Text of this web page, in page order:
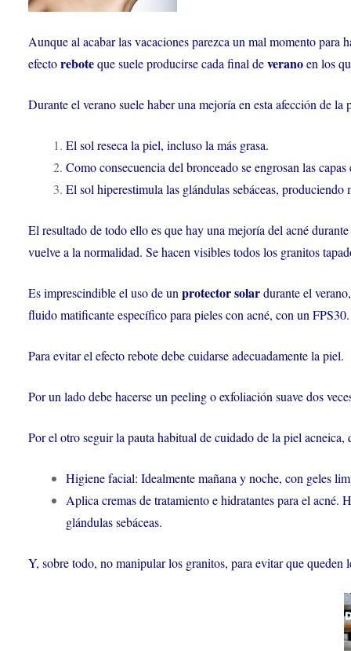
Aunque al acabar las vacaciones parezca un mal momento para
efectoreboteque suele producirse cada final deveranoen los
Durante el verano suele haber una mejoría en esta afección de
El sol reseca la piel, incluso la más grasa.
Como consecuencia del bronceado se engrosan las
El sol hiperestimula las glándulas sebáceas,
El resultado de todo ello es que hay una mejoría del acné
vuelve a la normalidad. Se hacen visibles todos los granitos
Es imprescindible el uso de un protector solardurante el
fluido matificante específico para pieles con acné, con un FPS30.
Para evitar el efecto rebote debe cuidarse adecuadamente la piel.
Por un lado debe hacerse un peeling o exfoliación suave dos
Por el otro seguir la pauta habitual de cuidado de la piel acneica,
Higiene facial: Idealmente mañana y noche, con geles
Aplica cremas de tratamiento e hidratantes para el acné.
glándulas sebáceas.
Y, sobre todo, no manipular los granitos, para evitar que queden